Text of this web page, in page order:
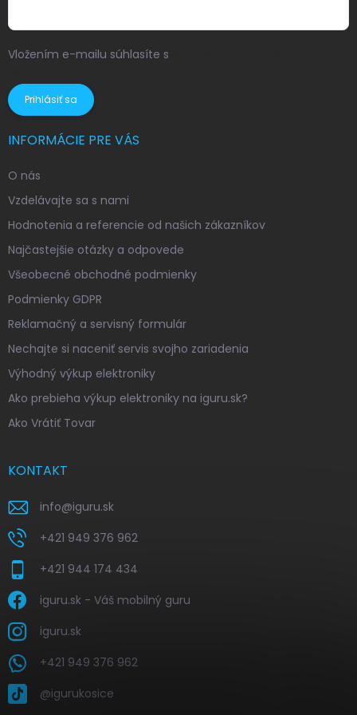
Vložením e-mailu súhlasíte s
Prihlásiť sa
INFORMÁCIE PRE VÁS
O nás
Vzdelávajte sa s nami
Hodnotenia a referencie od našich zákazníkov
Najčastejšie otázky a odpovede
Všeobecné obchodné podmienky
Podmienky GDPR
Reklamačný a servisný formulár
Nechajte si naceniť servis svojho zariadenia
Výhodný výkup elektroniky
Ako prebieha výkup elektroniky na iguru.sk?
Ako Vrátiť Tovar
KONTAKT
info@iguru.sk
+421 949 376 962
+421 944 174 434
iguru.sk - Váš mobilný guru
iguru.sk
+421 949 376 962
@igurukosice